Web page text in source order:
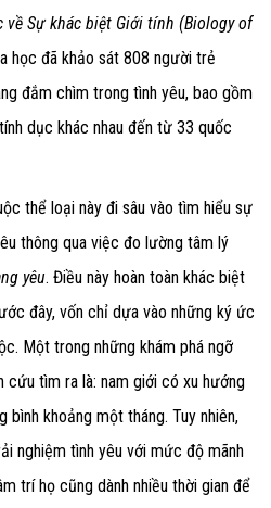
về Sự khác biệt Giới tính (Biology of
học đã khảo sát 808 người trẻ
đắm chìm trong tình yêu, bao gồm
dục khác nhau đến từ 33 quốc
thể loại này đi sâu vào tìm hiểu sự
thông qua việc đo lường tâm lý
yêu. Điều này hoàn toàn khác biệt
đây, vốn chỉ dựa vào những ký ức
Một trong những khám phá ngỡ
cứu tìm ra là: nam giới có xu hướng
khoảng một tháng. Tuy nhiên,
nghiệm tình yêu với mức độ mãnh
trí họ cũng dành nhiều thời gian để